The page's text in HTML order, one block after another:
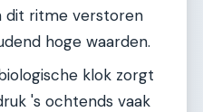
dit ritme verstoren
hoge waarden.
klok zorgt
's ochtends vaak